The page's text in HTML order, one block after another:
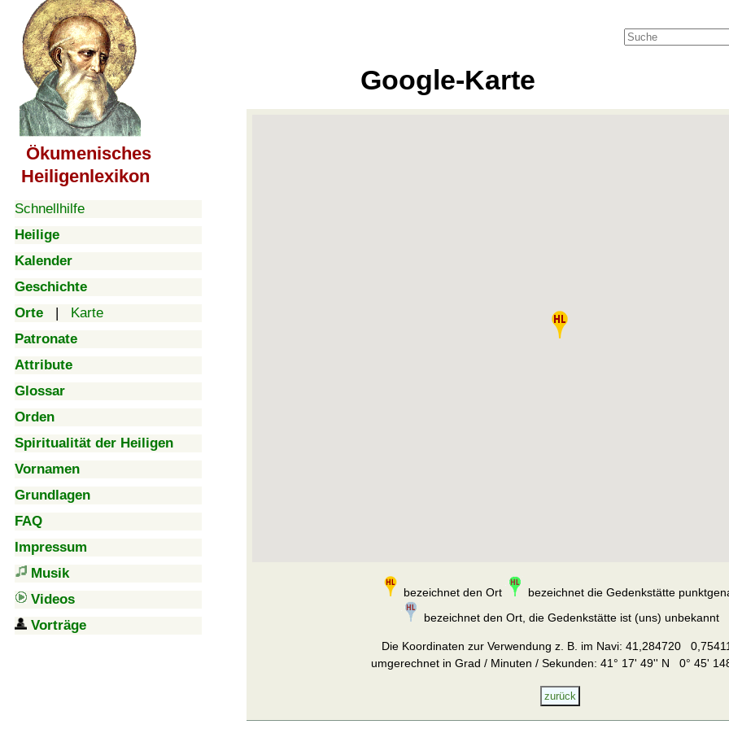
Ökumenisches
Heiligenlexikon
Schnellhilfe
Heilige
Kalender
Geschichte
Orte | Karte
Patronate
Attribute
Glossar
Orden
Spiritualität der Heiligen
Vornamen
Grundlagen
FAQ
Impressum
Musik
Videos
Vorträge
Google-Karte
bezeichnet den Ort
bezeichnet die Gedenkstätte
bezeichnet den Ort, die Gedenkstätte ist (uns) unbekannt
Die Koordinaten zur Verwendung z. B. im Navi: 41,284720
umgerechnet in Grad / Minuten / Sekunden: 41° 17' 49'' N 0° 45'